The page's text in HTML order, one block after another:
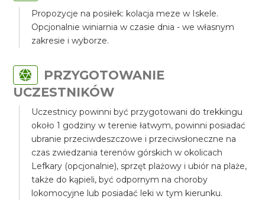
Propozycje na posiłek: kolacja meze w Iskele.
Opcjonalnie winiarnia w czasie dnia - we własnym
zakresie i wyborze.
PRZYGOTOWANIE
UCZESTNIKÓW
Uczestnicy powinni być przygotowani do trekkingu
około 1 godziny w terenie łatwym, powinni posiadać
ubranie przeciwdeszczowe i przeciwsłoneczne na
czas zwiedzania terenów górskich w okolicach
Lefkary (opcjonalnie), sprzęt plażowy i ubiór na plaże,
także do kąpieli, być odpornym na choroby
lokomocyjne lub posiadać leki w tym kierunku.